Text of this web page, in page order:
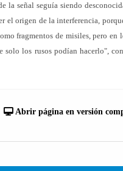
la señal seguía siendo
el origen de la interferencia,
fragmentos de misiles, pero en
solo los rusos podían hacerlo",
Abrir página en versión